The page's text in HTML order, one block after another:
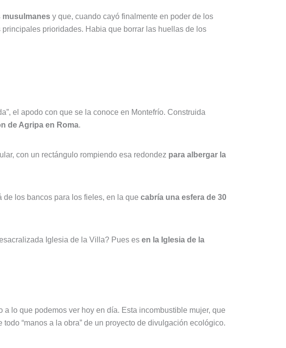
musulmanes y que, cuando cayó finalmente en poder de los
prioridades. Habia que borrar las huellas de los
el apodo con que se la conoce en Montefrío. Construida
de Agripa en Roma.
con un rectángulo rompiendo esa redondez para albergar la
los bancos para los fieles, en la que cabría una esfera de 30
Iglesia de la Villa? Pues es en la Iglesia de la
a lo que podemos ver hoy en día. Esta incombustible mujer, que
“manos a la obra” de un proyecto de divulgación ecológico.